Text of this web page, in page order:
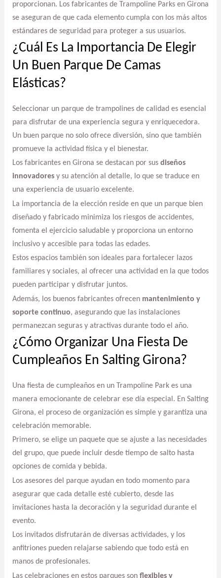
proporcionan. Los fabricantes de Trampoline Parks en Girona
se aseguran de que cada elemento cumpla con los más altos
estándares de seguridad para proteger a sus usuarios.
¿Cuál Es La Importancia De Elegir
Un Buen Parque De Camas
Elásticas?
Seleccionar un parque de trampolines de calidad es esencial
para disfrutar de una experiencia segura y enriquecedora.
Un buen parque no solo ofrece diversión, sino que también
promueve la actividad física y el bienestar.
Los fabricantes en Girona se destacan por sus diseños
innovadoresy su atención al detalle, lo que se traduce en
una experiencia de usuario excelente.
La importancia de la elección reside en que un parque bien
diseñado y fabricado minimiza los riesgos de accidentes,
fomenta el ejercicio saludable y proporciona un entorno
inclusivo y accesible para todas las edades.
Estos espacios también son ideales para fortalecer lazos
familiares y sociales, al ofrecer una actividad en la que todos
pueden participar y disfrutar juntos.
Además, los buenos fabricantes ofrecen mantenimiento y
soporte continuo, asegurando que las instalaciones
permanezcan seguras y atractivas durante todo el año.
¿Cómo Organizar Una Fiesta De
Cumpleaños En Salting Girona?
Una fiesta de cumpleaños en un Trampoline Park es una
manera emocionante de celebrar ese día especial. En Salting
Girona, el proceso de organización es simple y garantiza una
celebración memorable.
Primero, se elige un paquete que se ajuste a las necesidades
del grupo, que puede incluir desde tiempo de salto hasta
opciones de comida y bebida.
Los asesores del parque ayudan en todo momento para
asegurar que cada detalle esté cubierto, desde las
invitaciones hasta la decoración y la seguridad durante el
evento.
Los invitados disfrutarán de diversas actividades, y los
anfitriones pueden relajarse sabiendo que todo está en
manos de profesionales.
Las celebraciones en estos parques son flexibles y